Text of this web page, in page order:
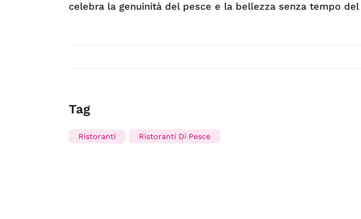
celebra la genuinità del pesce e la bellezza senza tempo del
Tag
Ristoranti Ristoranti Di Pesce